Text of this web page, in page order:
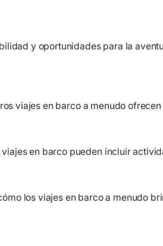
y oportunidades para la
viajes en barco a menudo
en barco pueden incluir
los viajes en barco a menudo